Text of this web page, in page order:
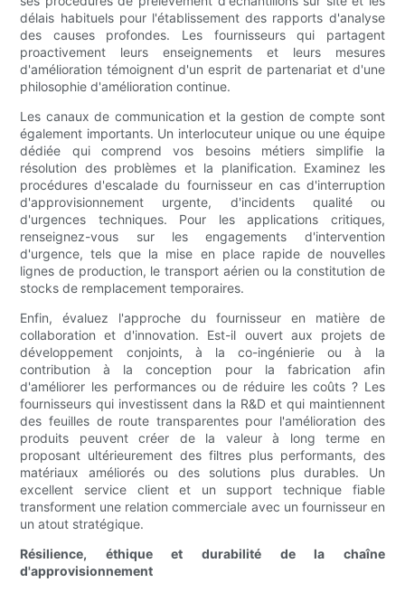
délais habituels pour l'établissement des rapports d'analyse
des causes profondes. Les fournisseurs qui partagent
proactivement leurs enseignements et leurs mesures
d'amélioration témoignent d'un esprit de partenariat et d'une
philosophie d'amélioration continue.
Les canaux de communication et la gestion de compte sont
également importants. Un interlocuteur unique ou une équipe
dédiée qui comprend vos besoins métiers simplifie la
résolution des problèmes et la planification. Examinez les
procédures d'escalade du fournisseur en cas d'interruption
d'approvisionnement urgente, d'incidents qualité ou
d'urgences techniques. Pour les applications critiques,
renseignez-vous sur les engagements d'intervention
d'urgence, tels que la mise en place rapide de nouvelles
lignes de production, le transport aérien ou la constitution de
stocks de remplacement temporaires.
Enfin, évaluez l'approche du fournisseur en matière de
collaboration et d'innovation. Est-il ouvert aux projets de
développement conjoints, à la co-ingénierie ou à la
contribution à la conception pour la fabrication afin
d'améliorer les performances ou de réduire les coûts ? Les
fournisseurs qui investissent dans la R&D et qui maintiennent
des feuilles de route transparentes pour l'amélioration des
produits peuvent créer de la valeur à long terme en
proposant ultérieurement des filtres plus performants, des
matériaux améliorés ou des solutions plus durables. Un
excellent service client et un support technique fiable
transforment une relation commerciale avec un fournisseur en
un atout stratégique.
Résilience, éthique et durabilité de la chaîne
d'approvisionnement